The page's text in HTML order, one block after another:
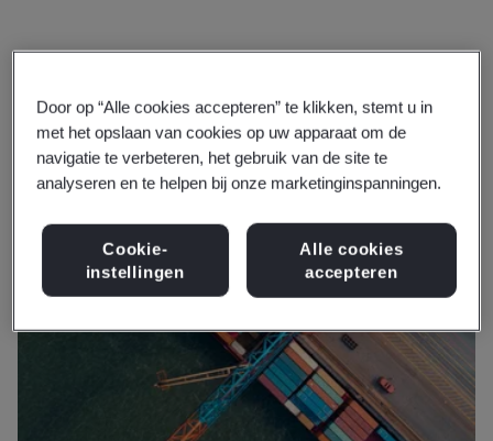
Door op “Alle cookies accepteren” te klikken, stemt u in
met het opslaan van cookies op uw apparaat om de
navigatie te verbeteren, het gebruik van de site te
analyseren en te helpen bij onze marketinginspanningen.
Cookie-
instellingen
Alle cookies
accepteren